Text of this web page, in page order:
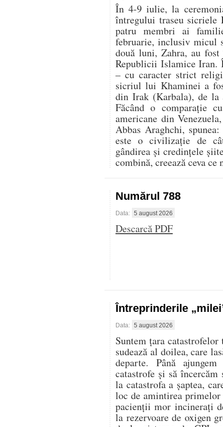
În 4-9 iulie, la
întregului traseu
patru membri ai
februarie, inclusiv micul
două luni, Zahra, au
Republicii Islamice Iran.
– cu caracter strict
sicriul lui Khaminei a
din Irak (Karbala), de
Făcând o comparație
americane din
Abbas Araghchi,
este o civilizație de
gândirea și credințele
combină, creează ceva
Numărul 788
Data: 5 august 2026
Descarcă PDF
Întreprinderile
Data: 5 august 2026
Suntem țara
sudează al doilea, care
departe. Până
catastrofe și să
la catastrofa a șaptea,
loc de amintirea
pacienții mor incinerați
la rezervoare de oxigen